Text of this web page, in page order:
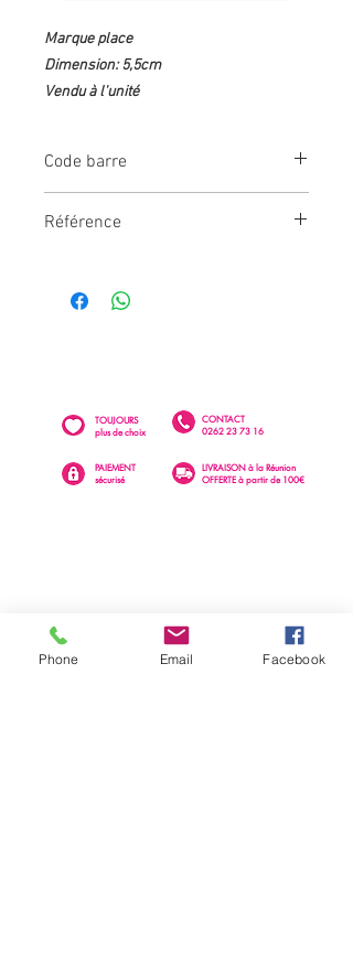
Marque place
Dimension: 5,5cm
Vendu à l'unité
Code barre
Référence
CONTACT
0262 23 73 16
TOUJOURS
plus de choix
PAIEMENT
sécurisé
LIVRAISON à la Réunion
OFFERTE à partir de 100€
Phone Email Facebook